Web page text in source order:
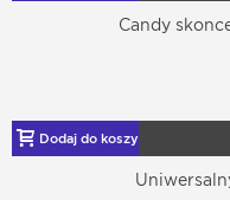
Candy
Dodaj do koszyka